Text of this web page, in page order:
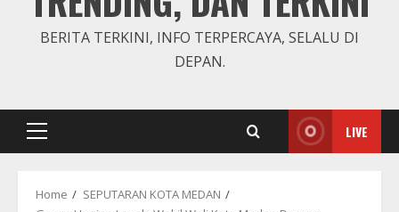
BERITA TERKINI, INFO TERPERCAYA, SELALU DI
DEPAN.
Primary
LIVE
Home
SEPUTARAN KOTA MEDAN